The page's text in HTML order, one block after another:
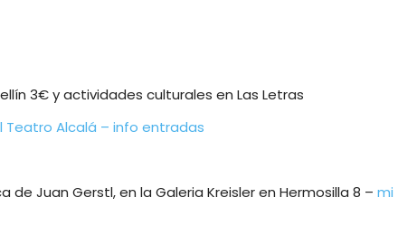
3€ y actividades culturales en Las Letras
Teatro Alcalá – info entradas
de Juan Gerstl, en la Galeria Kreisler en Hermosilla 8 – mi